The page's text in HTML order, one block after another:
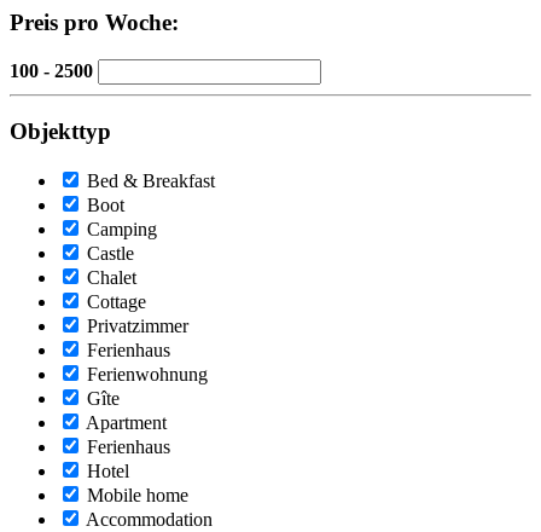
Preis pro Woche:
100 - 2500
Objekttyp
Bed & Breakfast
Boot
Camping
Castle
Chalet
Cottage
Privatzimmer
Ferienhaus
Ferienwohnung
Gîte
Apartment
Ferienhaus
Hotel
Mobile home
Accommodation